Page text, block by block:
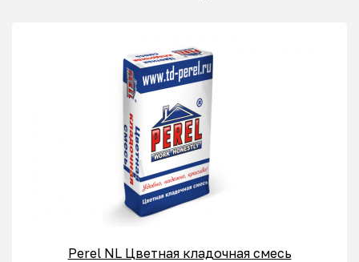
Perel NL Цветная кладочная смесь